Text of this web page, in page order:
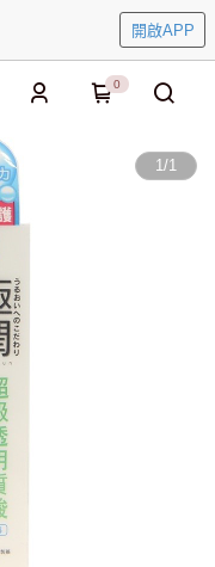
開啟APP
0
1/1